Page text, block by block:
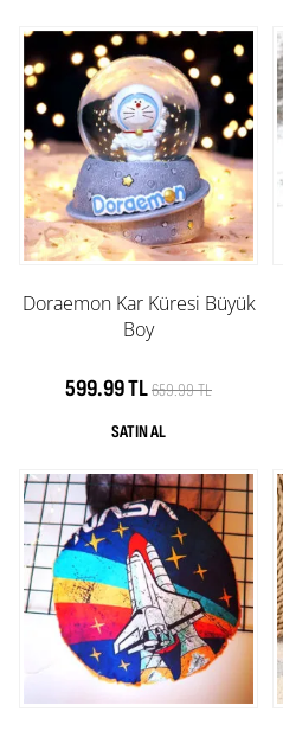
Doraemon Kar Küresi Büyük
Boy
599.99 TL659.99 TL